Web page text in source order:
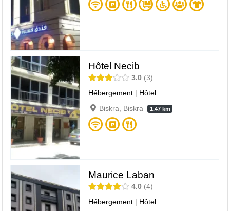
Hôtel Necib
3.0 3
Hébergement | Hôtel
Biskra, Biskra
1.47 km
Maurice Laban
4.0 4
Hébergement | Hôtel